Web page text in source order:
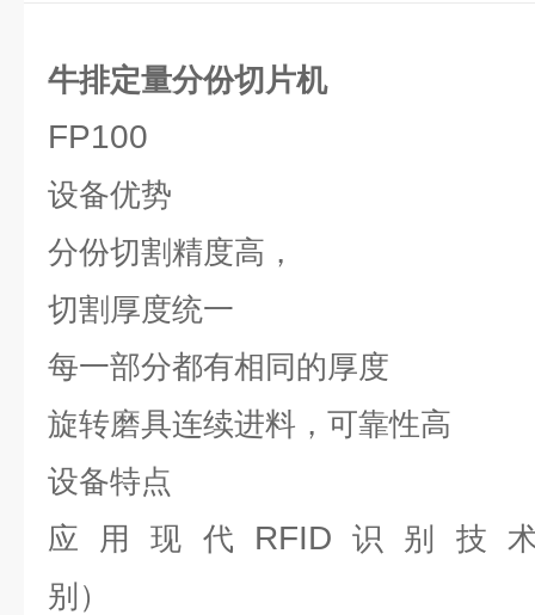
牛排定量分份切片机
FP100
设备优势
分份切割精度高，
切割厚度统一
每一部分都有相同的厚度
旋转磨具连续进料，可靠性高
设备特点
应用现代 RFID 识别技
别）